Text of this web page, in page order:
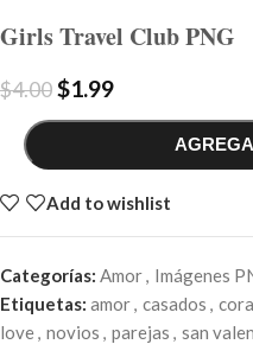
Girls Travel Club PNG
$4.00$1.99
Add to wishlist
Categorías: Amor, Imágenes
Etiquetas: amor, casados ,
love, novios , parejas , san